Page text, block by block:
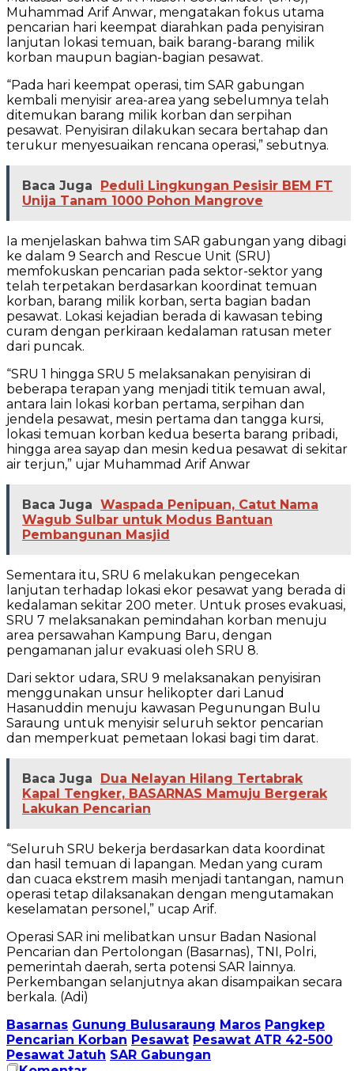
Muhammad Arif Anwar, mengatakan fokus utama
pencarian hari keempat diarahkan pada penyisiran
lanjutan lokasi temuan, baik barang-barang milik
korban maupun bagian-bagian pesawat.
“Pada hari keempat operasi, tim SAR gabungan
kembali menyisir area-area yang sebelumnya telah
ditemukan barang milik korban dan serpihan
pesawat. Penyisiran dilakukan secara bertahap dan
terukur menyesuaikan rencana operasi,” sebutnya.
Baca Juga
Peduli Lingkungan Pesisir BEM FT
Unija Tanam 1000 Pohon Mangrove
Ia menjelaskan bahwa tim SAR gabungan yang dibagi
ke dalam 9 Search and Rescue Unit (SRU)
memfokuskan pencarian pada sektor-sektor yang
telah terpetakan berdasarkan koordinat temuan
korban, barang milik korban, serta bagian badan
pesawat. Lokasi kejadian berada di kawasan tebing
curam dengan perkiraan kedalaman ratusan meter
dari puncak.
“SRU 1 hingga SRU 5 melaksanakan penyisiran di
beberapa terapan yang menjadi titik temuan awal,
antara lain lokasi korban pertama, serpihan dan
jendela pesawat, mesin pertama dan tangga kursi,
lokasi temuan korban kedua beserta barang pribadi,
hingga area sayap dan mesin kedua pesawat di sekitar
air terjun,” ujar Muhammad Arif Anwar
Baca Juga Waspada Penipuan, Catut Nama
Wagub Sulbar untuk Modus Bantuan
Pembangunan Masjid
Sementara itu, SRU 6 melakukan pengecekan
lanjutan terhadap lokasi ekor pesawat yang berada di
kedalaman sekitar 200 meter. Untuk proses evakuasi,
SRU 7 melaksanakan pemindahan korban menuju
area persawahan Kampung Baru, dengan
pengamanan jalur evakuasi oleh SRU 8.
Dari sektor udara, SRU 9 melaksanakan penyisiran
menggunakan unsur helikopter dari Lanud
Hasanuddin menuju kawasan Pegunungan Bulu
Saraung untuk menyisir seluruh sektor pencarian
dan memperkuat pemetaan lokasi bagi tim darat.
Baca Juga
Dua Nelayan Hilang Tertabrak
Kapal Tengker, BASARNAS Mamuju Bergerak
Lakukan Pencarian
“Seluruh SRU bekerja berdasarkan data koordinat
dan hasil temuan di lapangan. Medan yang curam
dan cuaca ekstrem masih menjadi tantangan, namun
operasi tetap dilaksanakan dengan mengutamakan
keselamatan personel,” ucap Arif.
Operasi SAR ini melibatkan unsur Badan Nasional
Pencarian dan Pertolongan (Basarnas), TNI, Polri,
pemerintah daerah, serta potensi SAR lainnya.
Perkembangan selanjutnya akan disampaikan secara
berkala. (Adi)
Basarnas Gunung Bulusaraung Maros Pangkep
Pencarian Korban Pesawat Pesawat ATR 42-500
Pesawat Jatuh SAR Gabungan